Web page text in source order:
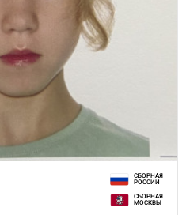
СБОРНАЯ
РОССИИ
СБОРНАЯ
МОСКВЫ